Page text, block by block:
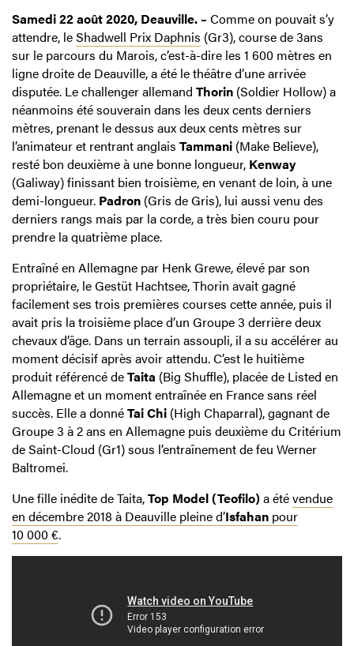
Samedi 22 août 2020, Deauville. – Comme on pouvait s’y
attendre, leShadwell Prix Daphnis (Gr3), course de 3ans
sur le parcours du Marois, c’est-à-dire les 1 600 mètres en
ligne droite de Deauville, a été le théâtre d’une arrivée
disputée. Le challenger allemand Thorin (Soldier Hollow) a
néanmoins été souverain dans les deux cents derniers
mètres, prenant le dessus aux deux cents mètres sur
l’animateur et rentrant anglais Tammani (Make Believe),
resté bon deuxième à une bonne longueur, Kenway
(Galiway) finissant bien troisième, en venant de loin, à une
demi-longueur. Padron (Gris de Gris), lui aussi venu des
derniers rangs mais par la corde, a très bien couru pour
prendre la quatrième place.
Entraîné en Allemagne par Henk Grewe, élevé par son
propriétaire, le Gestüt Hachtsee, Thorin avait gagné
facilement ses trois premières courses cette année, puis il
avait pris la troisième place d’un Groupe 3 derrière deux
chevaux d’âge. Dans un terrain assoupli, il a su accélérer au
moment décisif après avoir attendu. C’est le huitième
produit référencé deTaita (Big Shuffle), placée de Listed en
Allemagne et un moment entraînée en France sans réel
succès. Elle a donnéTai Chi (High Chaparral), gagnant de
Groupe 3 à 2 ans en Allemagne puis deuxième du Critérium
de Saint-Cloud (Gr1) sous l’entraînement de feu Werner
Baltromei.
Une fille inédite de Taita,Top Model (Teofilo)a étévendue
en décembre 2018 à Deauville pleine d’Isfahan pour
10 000 €.